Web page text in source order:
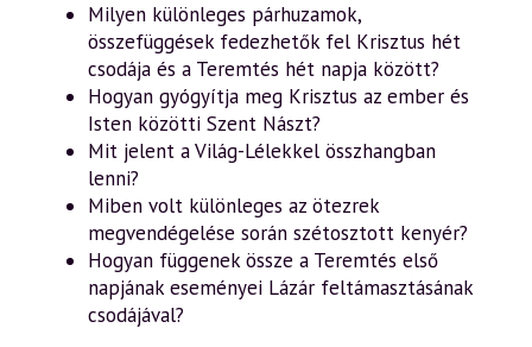
evangéliuma
szellemtudomány
fényében
(88.
(2025.05.03.)
mennyiség
Milyen különleges párhuzamok,
összefüggések fedezhetők fel Krisztus hét
csodája és a Teremtés hét napja között?
Hogyan gyógyítja meg Krisztus az ember és
Isten közötti Szent Nászt?
Mit jelent a Világ-Lélekkel összhangban
lenni?
Miben volt különleges az ötezrek
megvendégelése során szétosztott kenyér?
Hogyan függenek össze a Teremtés első
napjának eseményei Lázár feltámasztásának
csodájával?